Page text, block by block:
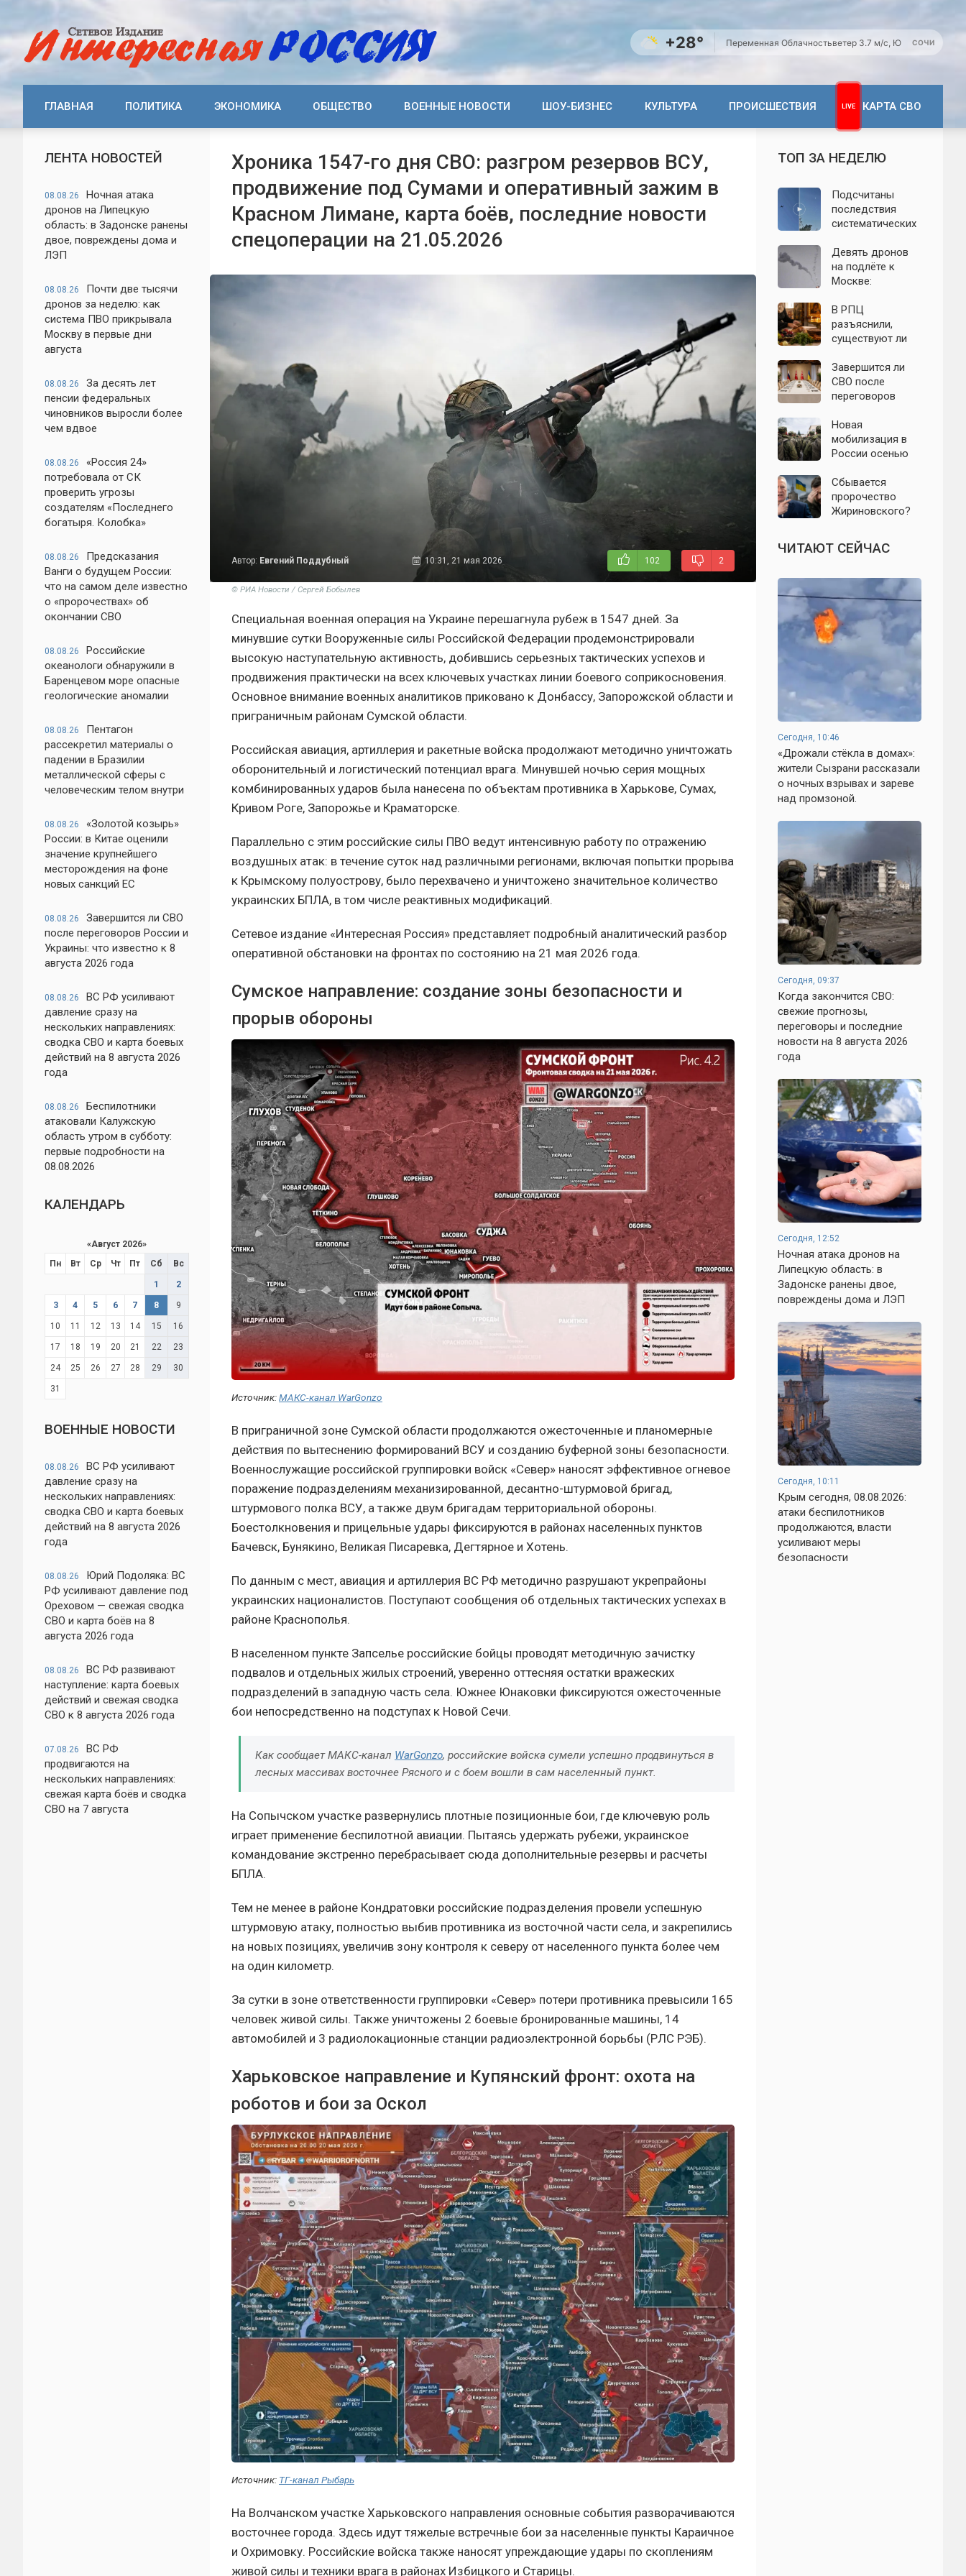
+28° Переменная Облачностьветер 3.7 м/с, Ю СОЧИ
ГЛАВНАЯ ПОЛИТИКА ЭКОНОМИКА ОБЩЕСТВО ВОЕННЫЕ НОВОСТИ ШОУ-БИЗНЕС КУЛЬТУРА ПРОИСШЕСТВИЯ КАРТА СВО
ЛЕНТА НОВОСТЕЙ
08.08.26
Ночная атака
дронов на Липецкую
область: в Задонске ранены
двое, повреждены дома и
ЛЭП
08.08.26
Почти две тысячи
дронов за неделю: как
система ПВО прикрывала
Москву в первые дни
августа
08.08.26
За десять лет
пенсии федеральных
чиновников выросли более
чем вдвое
08.08.26
«Россия 24»
потребовала от СК
проверить угрозы
создателям «Последнего
богатыря. Колобка»
08.08.26
Предсказания
Ванги о будущем России:
что на самом деле известно
о «пророчествах» об
окончании СВО
08.08.26
Российские
океанологи обнаружили в
Баренцевом море опасные
геологические аномалии
08.08.26
Пентагон
рассекретил материалы о
падении в Бразилии
металлической сферы с
человеческим телом внутри
08.08.26
«Золотой козырь»
России: в Китае оценили
значение крупнейшего
месторождения на фоне
новых санкций ЕС
08.08.26
Завершится ли СВО
после переговоров России и
Украины: что известно к 8
августа 2026 года
08.08.26
ВС РФ усиливают
давление сразу на
нескольких направлениях:
сводка СВО и карта боевых
действий на 8 августа 2026
года
08.08.26
Беспилотники
атаковали Калужскую
область утром в субботу:
первые подробности на
08.08.2026
КАЛЕНДАРЬ
«Август 2026»
Пн
Вт Ср Чт Пт Сб Вс
1 2
3 4 5 6 7 8 9
10 11 12 13 14 15 16
17 18 19 20 21 22 23
24 25 26 27 28 29 30
31
ВОЕННЫЕ НОВОСТИ
08.08.26
ВС РФ усиливают
давление сразу на
нескольких направлениях:
сводка СВО и карта боевых
действий на 8 августа 2026
года
08.08.26
Юрий Подоляка: ВС
РФ усиливают давление под
Ореховом — свежая сводка
СВО и карта боёв на 8
августа 2026 года
08.08.26
ВС РФ развивают
наступление: карта боевых
действий и свежая сводка
СВО к 8 августа 2026 года
07.08.26
ВС РФ
продвигаются на
нескольких направлениях:
свежая карта боёв и сводка
СВО на 7 августа
Хроника 1547-го дня СВО: разгром резервов ВСУ,
продвижение под Сумами и оперативный зажим в
Красном Лимане, карта боёв, последние новости
спецоперации на 21.05.2026
Автор: Евгений Поддубный 10:31, 21 мая 2026 102 2
© РИА Новости / Сергей Бобылев
Специальная военная операция на Украине перешагнула рубеж в 1547 дней. За
минувшие сутки Вооруженные силы Российской Федерации продемонстрировали
высокую наступательную активность, добившись серьезных тактических успехов и
продвижения практически на всех ключевых участках линии боевого соприкосновения.
Основное внимание военных аналитиков приковано к Донбассу, Запорожской области и
приграничным районам Сумской области.
Российская авиация, артиллерия и ракетные войска продолжают методично уничтожать
оборонительный и логистический потенциал врага. Минувшей ночью серия мощных
комбинированных ударов была нанесена по объектам противника в Харькове, Сумах,
Кривом Роге, Запорожье и Краматорске.
Параллельно с этим российские силы ПВО ведут интенсивную работу по отражению
воздушных атак: в течение суток над различными регионами, включая попытки прорыва
к Крымскому полуострову, было перехвачено и уничтожено значительное количество
украинских БПЛА, в том числе реактивных модификаций.
Сетевое издание «Интересная Россия» представляет подробный аналитический разбор
оперативной обстановки на фронтах по состоянию на 21 мая 2026 года.
Сумское направление: создание зоны безопасности и
прорыв обороны
Источник:МАКС-канал WarGonzo
В приграничной зоне Сумской области продолжаются ожесточенные и планомерные
действия по вытеснению формирований ВСУ и созданию буферной зоны безопасности.
Военнослужащие российской группировки войск «Север» наносят эффективное огневое
поражение подразделениям механизированной, десантно-штурмовой бригад,
штурмового полка ВСУ, а также двум бригадам территориальной обороны.
Боестолкновения и прицельные удары фиксируются в районах населенных пунктов
Бачевск, Бунякино, Великая Писаревка, Дегтярное и Хотень.
По данным с мест, авиация и артиллерия ВС РФ методично разрушают укрепрайоны
украинских националистов. Поступают сообщения об отдельных тактических успехах в
районе Краснополья.
В населенном пункте Запселье российские бойцы проводят методичную зачистку
подвалов и отдельных жилых строений, уверенно оттесняя остатки вражеских
подразделений в западную часть села. Южнее Юнаковки фиксируются ожесточенные
бои непосредственно на подступах к Новой Сечи.
Как сообщает МАКС-канал WarGonzo, российские войска сумели успешно продвинуться в
лесных массивах восточнее Рясного и с боем вошли в сам населенный пункт.
На Сопычском участке развернулись плотные позиционные бои, где ключевую роль
играет применение беспилотной авиации. Пытаясь удержать рубежи, украинское
командование экстренно перебрасывает сюда дополнительные резервы и расчеты
БПЛА.
Тем не менее в районе Кондратовки российские подразделения провели успешную
штурмовую атаку, полностью выбив противника из восточной части села, и закрепились
на новых позициях, увеличив зону контроля к северу от населенного пункта более чем
на один километр.
За сутки в зоне ответственности группировки «Север» потери противника превысили 165
человек живой силы. Также уничтожены 2 боевые бронированные машины, 14
автомобилей и 3 радиолокационные станции радиоэлектронной борьбы (РЛС РЭБ).
Харьковское направление и Купянский фронт: охота на
роботов и бои за Оскол
Источник: ТГ-канал Рыбарь
На Волчанском участке Харьковского направления основные события разворачиваются
восточнее города. Здесь идут тяжелые встречные бои за населенные пункты Караичное
и Охримовку. Российские войска также наносят упреждающие удары по скоплениям
живой силы и техники врага в районах Избицкого и Старицы.
ТОП ЗА НЕДЕЛЮ
Подсчитаны
последствия
систематических
Ленинградскую
область: что
известно к 7
Девять дронов
на подлёте к
Москве:
ночной атаки
БПЛА 8 августа
В РПЦ
разъяснили,
существуют ли
которые
православным
нельзя есть даже
Завершится ли
СВО после
переговоров
Украины: что
известно к 8
августа 2026 года
Новая
мобилизация в
России осенью
известно на 8
августа
Сбывается
пророчество
Жириновского?
Зеленский вновь
отказался от
ЧИТАЮТ СЕЙЧАС
Сегодня, 10:46
«Дрожали стёкла в домах»:
жители Сызрани рассказали
о ночных взрывах и зареве
над промзоной.
Сегодня, 09:37
Когда закончится СВО:
свежие прогнозы,
переговоры и последние
новости на 8 августа 2026
года
Сегодня, 12:52
Ночная атака дронов на
Липецкую область: в
Задонске ранены двое,
повреждены дома и ЛЭП
Сегодня, 10:11
Крым сегодня, 08.08.2026:
атаки беспилотников
продолжаются, власти
усиливают меры
безопасности